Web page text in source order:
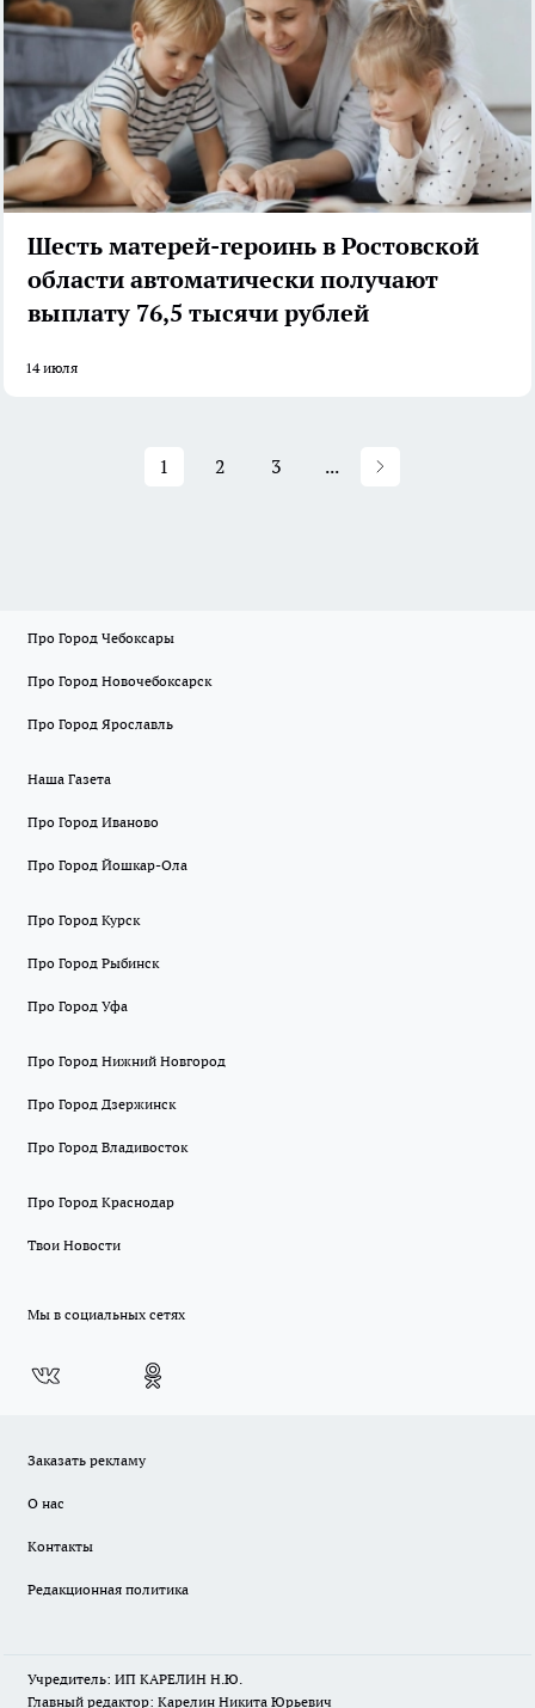
Шесть матерей-героинь в Ростовской
области автоматически получают
выплату 76,5 тысячи рублей
14 июля
1 2 3 ...
Про Город Чебоксары
Про Город Новочебоксарск
Про Город Ярославль
Наша Газета
Про Город Иваново
Про Город Йошкар-Ола
Про Город Курск
Про Город Рыбинск
Про Город Уфа
Про Город Нижний Новгород
Про Город Дзержинск
Про Город Владивосток
Про Город Краснодар
Твои Новости
Мы в социальных сетях
Заказать рекламу
О нас
Контакты
Редакционная политика
Учредитель: ИП КАРЕЛИН Н.Ю.
Главный редактор: Карелин Никита Юрьевич